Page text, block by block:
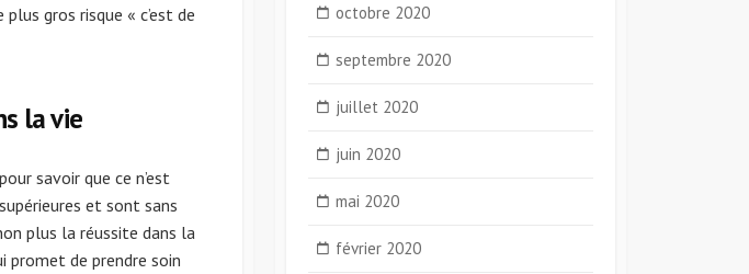
gros risque « c’est de
la vie
savoir que ce n’est
et sont sans
plus la réussite dans la
promet de prendre soin
octobre 2020
septembre 2020
juillet 2020
juin 2020
mai 2020
février 2020